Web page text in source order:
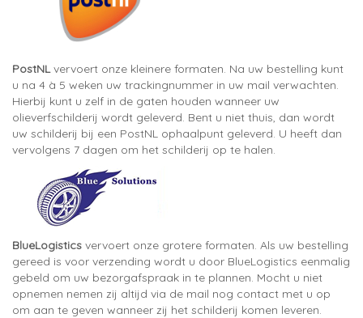
PostNLvervoert onze kleinere formaten. Na uw bestelling kunt
u na 4 à 5 weken uw trackingnummer in uw mail verwachten.
Hierbij kunt u zelf in de gaten houden wanneer uw
olieverfschilderij wordt geleverd. Bent u niet thuis, dan wordt
uw schilderij bij een PostNL ophaalpunt geleverd. U heeft dan
vervolgens 7 dagen om het schilderij op te halen.
BlueLogistics vervoert onze grotere formaten. Als uw bestelling
gereed is voor verzending wordt u door BlueLogistics eenmalig
gebeld om uw bezorgafspraak in te plannen. Mocht u niet
opnemen nemen zij altijd via de mail nog contact met u op
om aan te geven wanneer zij het schilderij komen leveren.